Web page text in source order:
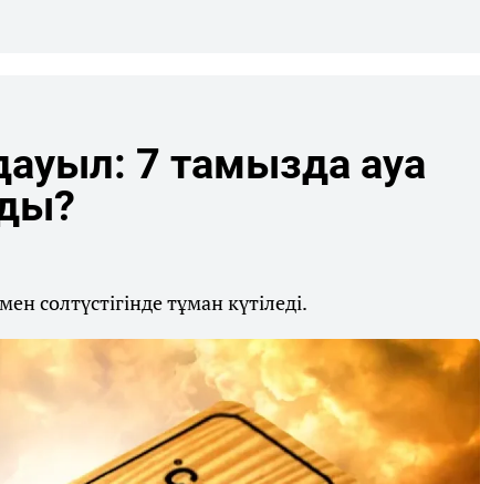
7 тамызда ауа
солтүстігінде тұман күтіледі.